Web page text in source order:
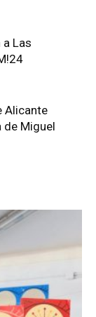
Las
Alicante
de Miguel